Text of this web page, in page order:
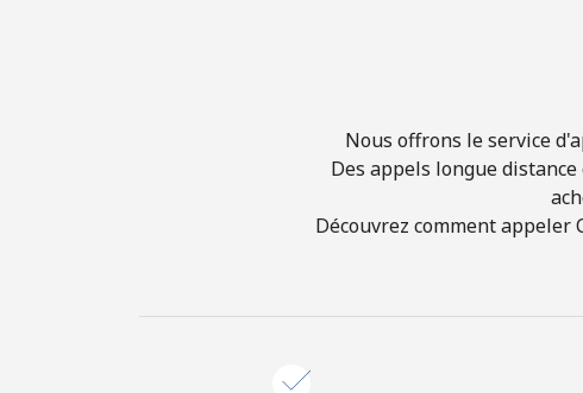
Nous offrons le service
Des appels longue
Découvrez comment